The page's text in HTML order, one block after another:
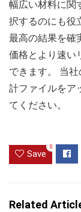
幅広い材料に関
択するのにも役
最高の結果を確
価格とより速い
できます。 当
計ファイルをア
てください。
Save
0
Related